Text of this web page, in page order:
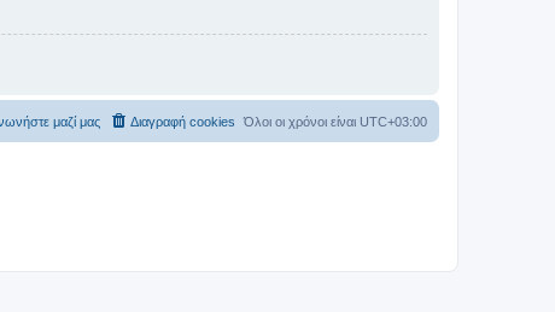
Όλοι οι χρόνοι είναι UTC+03:00
Διαγραφή cookies
μαζί μας